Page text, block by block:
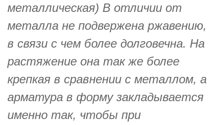
металлическая) В отличии от
металла не подвержена ржавению,
в связи с чем более долговечна. На
растяжение она так же более
крепкая в сравнении с металлом, а
арматура в форму закладывается
именно так, чтобы при